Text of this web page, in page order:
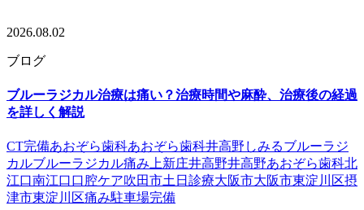
2026.08.02
ブログ
ブルーラジカル治療は痛い？治療時間や麻酔、治療後の経過
を詳しく解説
CT完備あおぞら歯科あおぞら歯科井高野 しみるブルーラジ
カルブルーラジカル痛み 上新庄井高野井高野あおぞら歯科北
江口南江口口腔ケア吹田市土日診療大阪市大阪市東淀川区摂
津市東淀川区痛み駐車場完備